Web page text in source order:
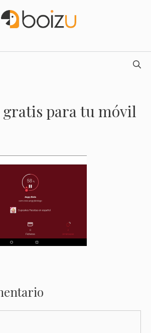
para tu móvil